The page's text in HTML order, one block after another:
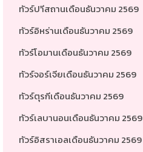
ทัวร์ปาีสถานเดือนธันวาคม 2569
ทัวร์อิหร่านเดือนธันวาคม 2569
ทัวร์โอมานเดือนธันวาคม 2569
ทัวร์จอร์เจียเดือนธันวาคม 2569
ทัวร์ตุรกีเดือนธันวาคม 2569
ทัวร์เลบานอนเดือนธันวาคม 2569
ทัวร์อิสราเอลเดือนธันวาคม 2569